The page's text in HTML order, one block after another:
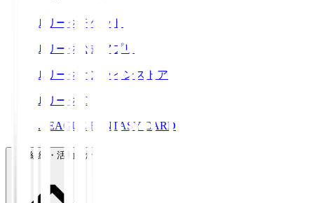
Ｊリーグチケット
Ｊリーグ公式アプリ
Ｊリーグオンラインストア
ＪリーグID
J.LEAGUE FANTASY CARD
運営組織・活動紹介